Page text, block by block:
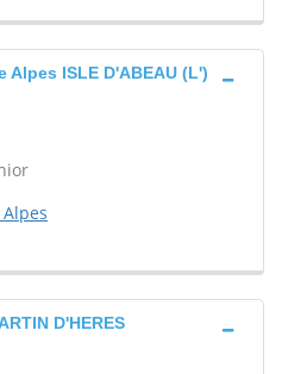
ISLE D'ABEAU (L')
D'HERES